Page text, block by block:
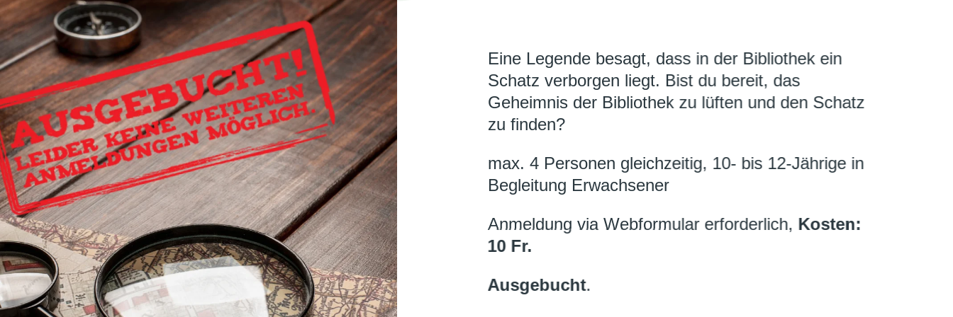
Eine Legende besagt, dass in der Bibliothek ein
Schatz verborgen liegt. Bist du bereit, das
Geheimnis der Bibliothek zu lüften und den Schatz
zu finden?
max. 4 Personen gleichzeitig, 10- bis 12-Jährige in
Begleitung Erwachsener
Anmeldung via Webformular erforderlich, Kosten:
10 Fr.
Ausgebucht.